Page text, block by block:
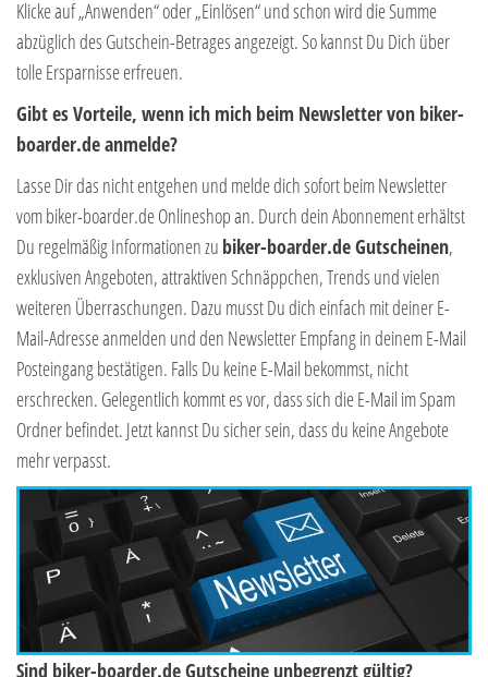
Klicke auf „Anwenden“ oder „Einlösen“ und schon wird die Summe
abzüglich des Gutschein-Betrages angezeigt. So kannst Du Dich über
tolle Ersparnisse erfreuen.
Gibt es Vorteile, wenn ich mich beim Newsletter von biker-
boarder.de anmelde?
Lasse Dir das nicht entgehen und melde dich sofort beim Newsletter
vom biker-boarder.de Onlineshop an. Durch dein Abonnement erhältst
Du regelmäßig Informationen zu biker-boarder.de Gutscheinen,
exklusiven Angeboten, attraktiven Schnäppchen, Trends und vielen
weiteren Überraschungen. Dazu musst Du dich einfach mit deiner E-
Mail-Adresse anmelden und den Newsletter Empfang in deinem E-Mail
Posteingang bestätigen. Falls Du keine E-Mail bekommst, nicht
erschrecken. Gelegentlich kommt es vor, dass sich die E-Mail im Spam
Ordner befindet. Jetzt kannst Du sicher sein, dass du keine Angebote
mehr verpasst.
Sind biker-boarder.de Gutscheine unbegrenzt gültig?